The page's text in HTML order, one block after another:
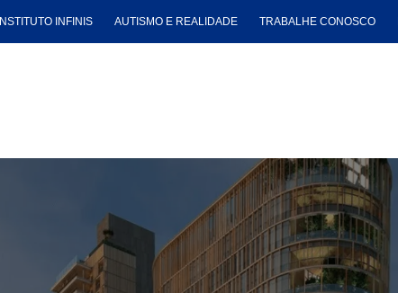
INSTITUTO INFINIS AUTISMO E REALIDADE TRABALHE CONOSCO